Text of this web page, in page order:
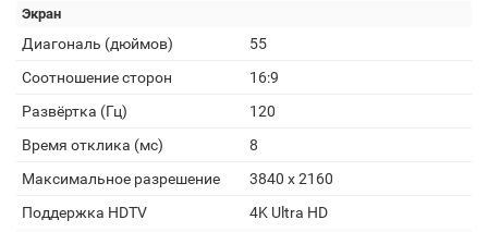
Экран
Диагональ (дюймов)
55
Соотношение сторон
16:9
Развёртка (Гц)
120
Время отклика (мс)
8
Максимальное разрешение
3840 x 2160
Поддержка HDTV
4K Ultra HD